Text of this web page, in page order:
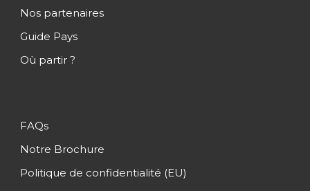
Nos partenaires
Guide Pays
Où partir ?
FAQs
Notre Brochure
Politique de confidentialité (EU)